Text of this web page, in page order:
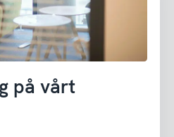
på vårt